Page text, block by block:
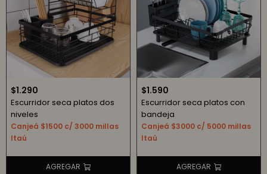
$1.290
Escurridor seca platos dos
niveles
Canjeá $1500 c/ 3000 millas
Itaú
$1.590
Escurridor seca platos con
bandeja
Canjeá $3000 c/ 5000 millas
Itaú